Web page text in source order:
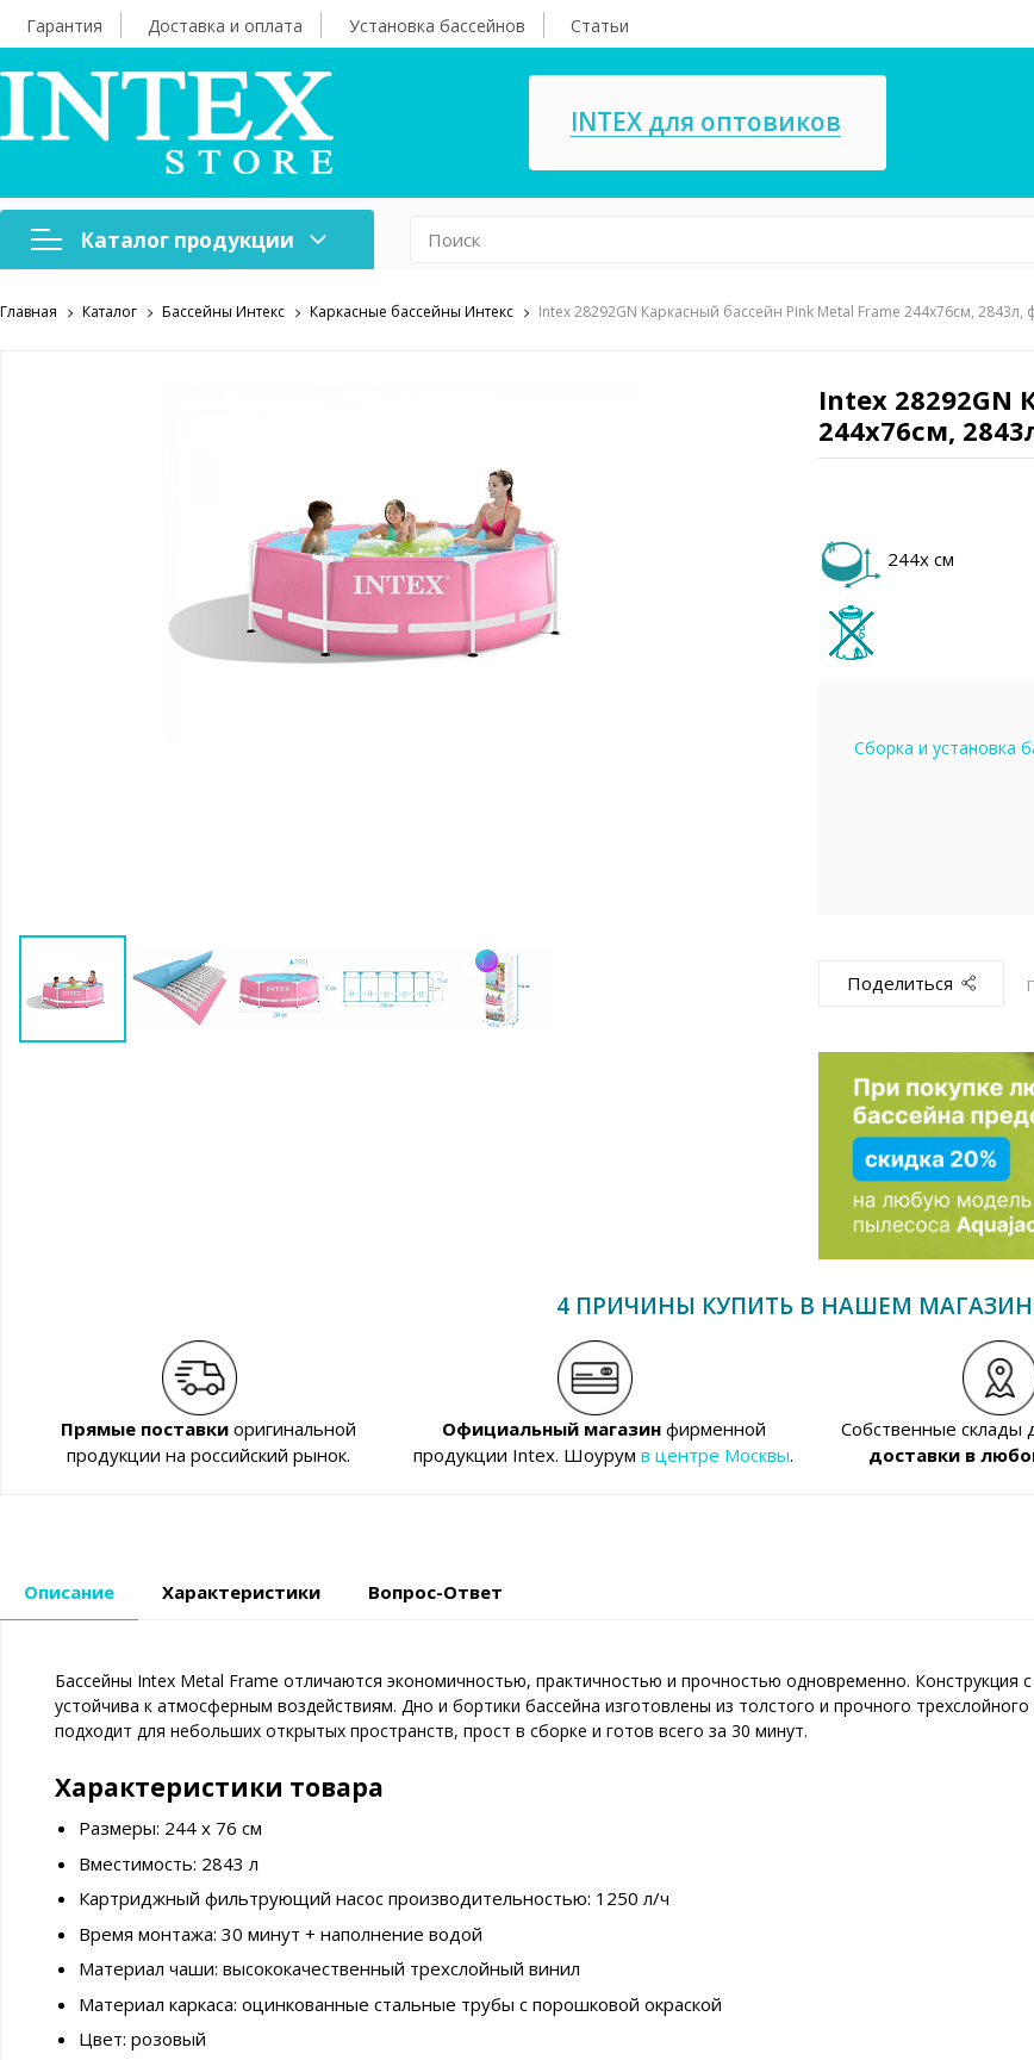
Гарантия Доставка и оплата Установка бассейнов Статьи
INTEX для оптовиков
Каталог продукции
Надувная мебель Насосы, ремкомплекты СПА
игрушки
Запчасти
Воздушные насосы Ремкомплекты
Главная Каталог Бассейны Интекс Каркасные бассейны Интекс Intex 28292GN Каркасный бассейн Pink Metal Frame 244х76см, 2843л,
Intex 28292GN
244х76см,
244х см
Сборка и установка
Поделиться
4 ПРИЧИНЫ КУПИТЬ В НАШЕМ
Прямые поставкиоригинальной
продукции на российский рынок.
Официальный магазинфирменной
продукции Intex. Шоурумв центре Москвы.
Собственные склады
доставки в
Описание Характеристики Вопрос-Ответ
Бассейны Intex Metal Frame отличаются экономичностью, практичностью и прочностью одновременно.
устойчива к атмосферным воздействиям. Дно и бортики бассейна изготовлены из толстого и прочного
подходит для небольших открытых пространств, прост в сборке и готов всего за 30 минут.
Характеристики товара
Размеры: 244 x 76 см
Вместимость: 2843 л
Картриджный фильтрующий насос производительностью: 1250 л/ч
Время монтажа: 30 минут + наполнение водой
Материал чаши: высококачественный трехслойный винил
Материал каркаса: оцинкованные стальные трубы с порошковой окраской
Цвет: розовый